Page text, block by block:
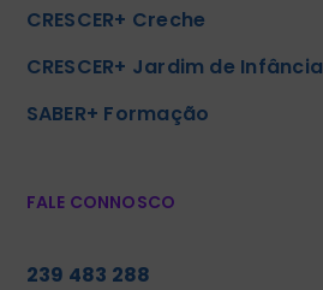
CRESCER+ Creche
CRESCER+ Jardim de Infância
SABER+ Formação
FALE CONNOSCO
239 483 288